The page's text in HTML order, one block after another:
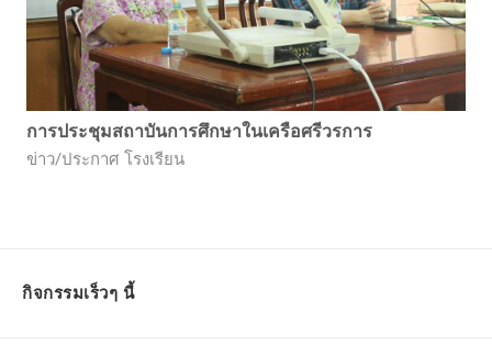
การประชุมสถาบันการศึกษาในเครือศรีวรการ
ข่าว/ประกาศ โรงเรียน
กิจกรรมเร็วๆ นี้